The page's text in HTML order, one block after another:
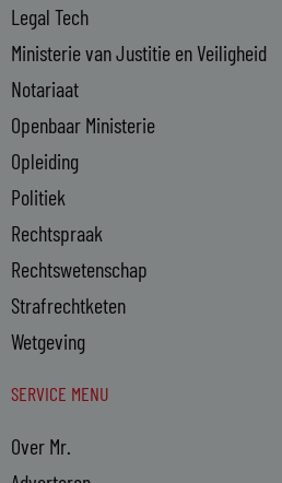
Legal Tech
Ministerie van Justitie en Veiligheid
Notariaat
Openbaar Ministerie
Opleiding
Politiek
Rechtspraak
Rechtswetenschap
Strafrechtketen
Wetgeving
SERVICE MENU
Over Mr.